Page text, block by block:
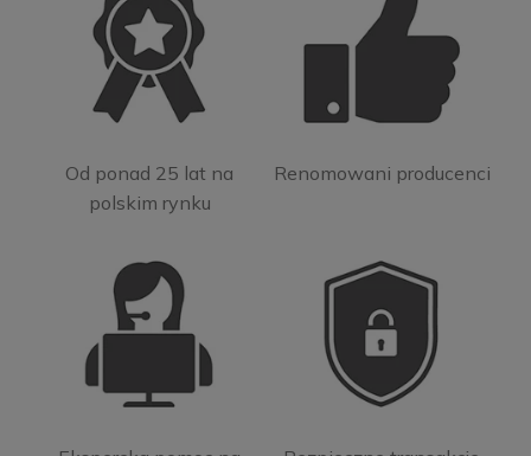
Od ponad 25 lat na
polskim rynku
Renomowani producenci